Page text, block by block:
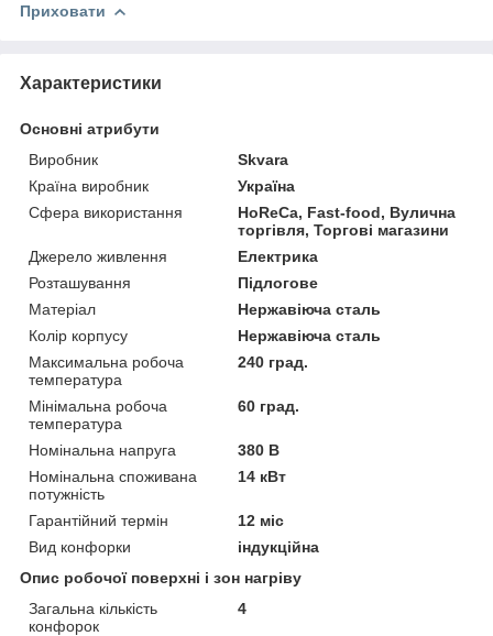
Приховати
Характеристики
Основні атрибути
Виробник
Skvara
Країна виробник
Україна
Сфера використання
HoReCa, Fast-food, Вулична
торгівля, Торгові магазини
Джерело живлення
Електрика
Розташування
Підлогове
Матеріал
Нержавіюча сталь
Колір корпусу
Нержавіюча сталь
Максимальна робоча
температура
240 град.
Мінімальна робоча
температура
60 град.
Номінальна напруга
380 В
Номінальна споживана
потужність
14 кВт
Гарантійний термін
12 міс
Вид конфорки
індукційна
Опис робочої поверхні і зон нагріву
Загальна кількість
конфорок
4